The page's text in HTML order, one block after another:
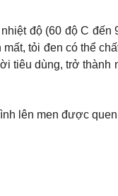
độ (60 độ C đến
tỏi đen có thể
tiêu dùng, trở thành
lên men được